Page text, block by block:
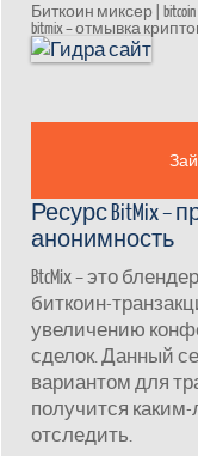
Биткоин миксер | bitcoin
bitmix – отмывка
Ресурс BitMix –
анонимность
BtcMix – это
биткоин-
увеличению
сделок. Данный
вариантом для
получится
отследить.